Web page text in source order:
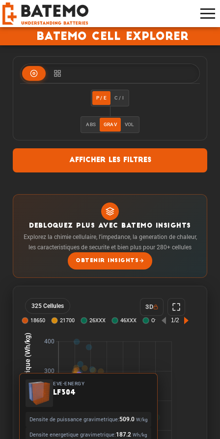
Batemo Cell Explorer
P / E C / I
ABS GRAV VOL
Afficher les filtres
DEBLOQUEZ PLUS AVEC BATEMO INSIGHTS
Explorez la chimie cellulaire, l'impedance, la generation de chaleur,
les caracteristiques de securite et bien plus pour 280+ cellules
OBTENIR INSIGHTS
325 Cellules 3D
EVE-ENERGY
LF304
Densite de puissance gravimetrique:509.0 W/kg
Densite energetique gravimetrique:187.2 Wh/kg